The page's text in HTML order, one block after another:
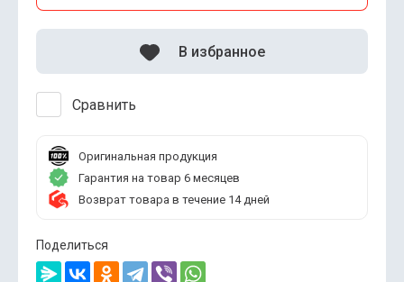
Сравнить
В избранное
Оригинальная продукция
Гарантия на товар 6 месяцев
Возврат товара в течение 14 дней
Поделиться